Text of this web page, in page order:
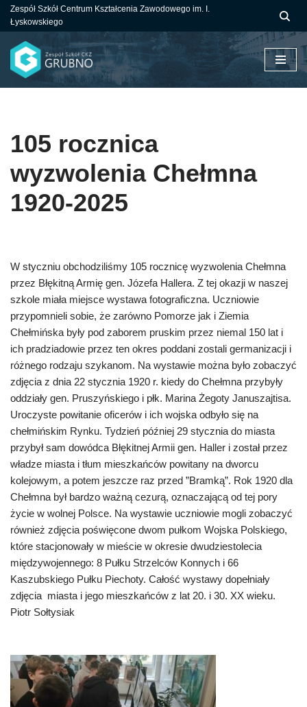
do
treści
Zespół Szkół Centrum Kształcenia Zawodowego im. I.
Łyskowskiego
105 rocznica
wyzwolenia Chełmna
1920-2025
W styczniu obchodziliśmy 105 rocznicę wyzwolenia Chełmna
przez Błękitną Armię gen. Józefa Hallera. Z tej okazji w naszej
szkole miała miejsce wystawa fotograficzna. Uczniowie
przypomnieli sobie, że zarówno Pomorze jak i Ziemia
Chełmińska były pod zaborem pruskim przez niemal 150 lat i
ich pradziadowie przez ten okres poddani zostali germanizacji i
różnego rodzaju szykanom. Na wystawie można było zobaczyć
zdjęcia z dnia 22 stycznia 1920 r. kiedy do Chełmna przybyły
oddziały gen. Pruszyńskiego i płk. Marina Żegoty Januszajtisa.
Uroczyste powitanie oficerów i ich wojska odbyło się na
chełmińskim Rynku. Tydzień później 29 stycznia do miasta
przybył sam dowódca Błękitnej Armii gen. Haller i został przez
władze miasta i tłum mieszkańców powitany na dworcu
kolejowym, a potem jeszcze raz przed ”Bramką”. Rok 1920 dla
Chełmna był bardzo ważną cezurą, oznaczającą od tej pory
życie w wolnej Polsce. Na wystawie uczniowie mogli zobaczyć
również zdjęcia poświęcone dwom pułkom Wojska Polskiego,
które stacjonowały w mieście w okresie dwudziestolecia
międzywojennego: 8 Pułku Strzelców Konnych i 66
Kaszubskiego Pułku Piechoty. Całość wystawy dopełniały
zdjęcia miasta i jego mieszkańców z lat 20. i 30. XX wieku.
Piotr Sołtysiak